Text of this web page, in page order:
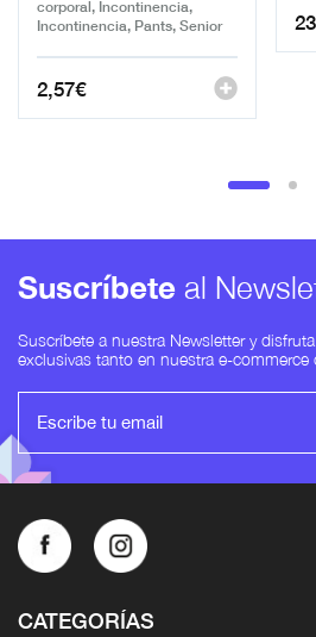
corporal, Incontinencia,
Incontinencia, Pants, Senior
2,57€
Suscríbete al
Suscríbete a nuestra Newsletter y
exclusivas tanto en nuestra e-
CATEGORÍAS